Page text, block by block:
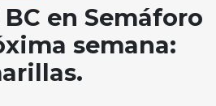
en Semáforo
semana: